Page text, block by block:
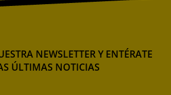
NEWSLETTER Y ENTÉRATE
ÚLTIMAS NOTICIAS